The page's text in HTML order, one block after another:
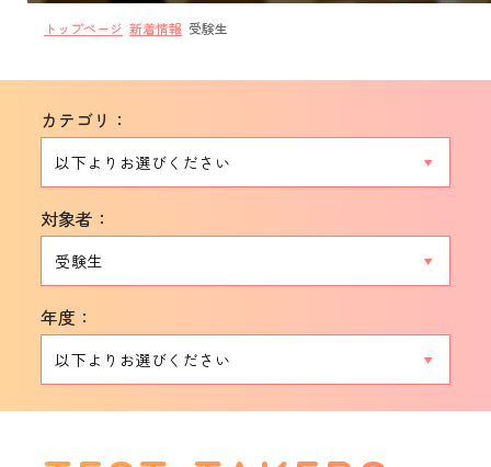
トップページ 新着情報 受験生
カテゴリ：
対象者：
年度：